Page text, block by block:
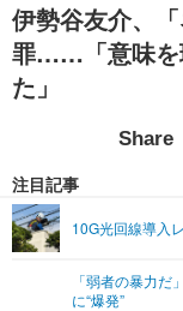
IT・デジタル
SPEED TEST
エンタメ
エンタメTOP
音楽
グラビア
ペット
その他
リリース一覧
プッシュ通知の停止
伊勢谷友介、
罪……「意味を
た」
注目記事
10G光回線導入
「弱者の暴力
に“爆発”